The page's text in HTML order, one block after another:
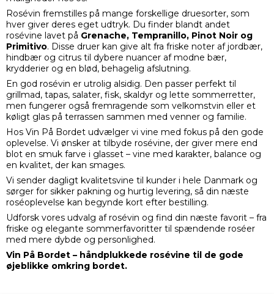
Rosévin fremstilles på mange forskellige druesorter, som
hver giver deres eget udtryk. Du finder blandt andet
rosévine lavet på Grenache, Tempranillo, Pinot Noir og
Primitivo. Disse druer kan give alt fra friske noter af jordbær,
hindbær og citrus til dybere nuancer af modne bær,
krydderier og en blød, behagelig afslutning.
En god rosévin er utrolig alsidig. Den passer perfekt til
grillmad, tapas, salater, fisk, skaldyr og lette sommerretter,
men fungerer også fremragende som velkomstvin eller et
køligt glas på terrassen sammen med venner og familie.
Hos Vin På Bordet udvælger vi vine med fokus på den gode
oplevelse. Vi ønsker at tilbyde rosévine, der giver mere end
blot en smuk farve i glasset – vine med karakter, balance og
en kvalitet, der kan smages.
Vi sender dagligt kvalitetsvine til kunder i hele Danmark og
sørger for sikker pakning og hurtig levering, så din næste
roséoplevelse kan begynde kort efter bestilling.
Udforsk vores udvalg af rosévin og find din næste favorit – fra
friske og elegante sommerfavoritter til spændende roséer
med mere dybde og personlighed.
Vin På Bordet – håndplukkede rosévine til de gode
øjeblikke omkring bordet.